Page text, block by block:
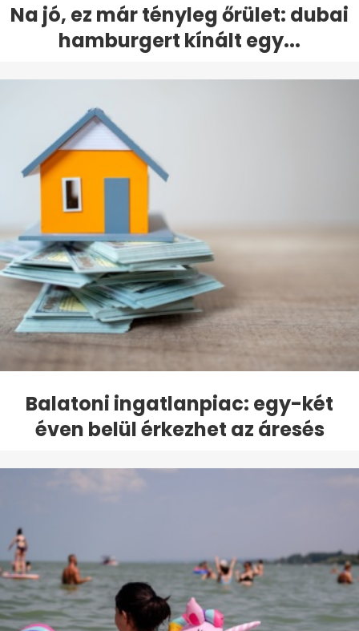
Na jó, ez már tényleg őrület: dubai
hamburgert kínált egy...
Balatoni ingatlanpiac: egy-két
éven belül érkezhet az áresés